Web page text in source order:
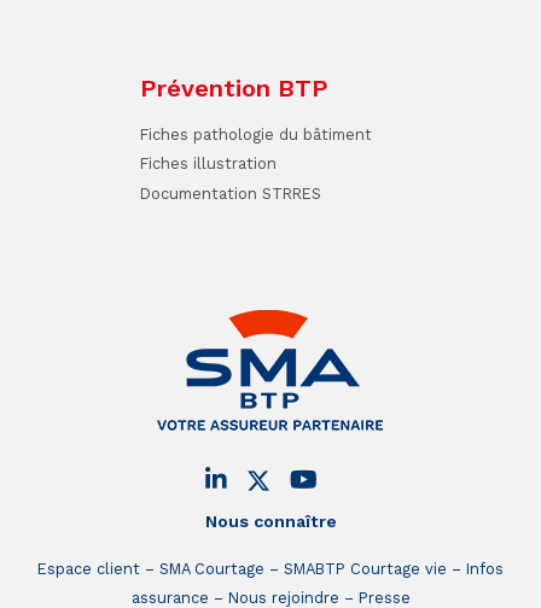
Nous connaître
Espace client SMA Courtage SMABTP Courtage vie
Infos
assurance
Nous rejoindre Presse
Prévention BTP
Fiches pathologie du bâtiment
Fiches illustration
Documentation STRRES